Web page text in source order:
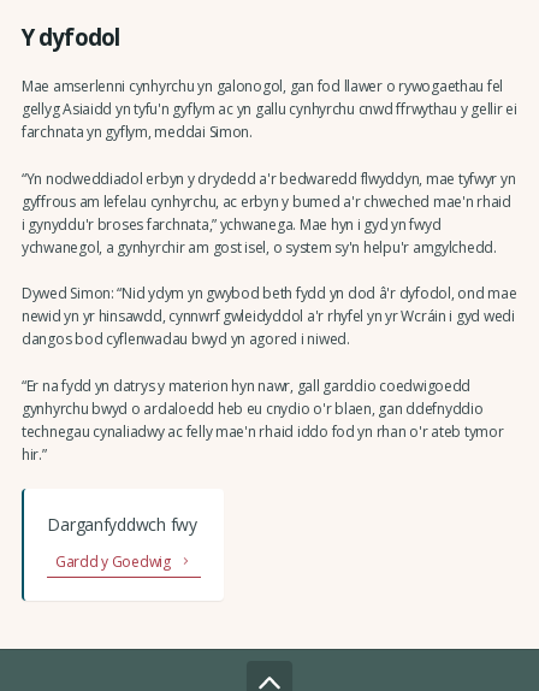
Y dyfodol
Mae amserlenni cynhyrchu yn galonogol, gan fod llawer o rywogaethau fel
gellyg Asiaidd yn tyfu'n gyflym ac yn gallu cynhyrchu cnwd ffrwythau y gellir ei
farchnata yn gyflym, meddai Simon.
“Yn nodweddiadol erbyn y drydedd a'r bedwaredd flwyddyn, mae tyfwyr yn
gyffrous am lefelau cynhyrchu, ac erbyn y bumed a'r chweched mae'n rhaid
i gynyddu'r broses farchnata,” ychwanega. Mae hyn i gyd yn fwyd
ychwanegol, a gynhyrchir am gost isel, o system sy'n helpu'r amgylchedd.
Dywed Simon: “Nid ydym yn gwybod beth fydd yn dod â'r dyfodol, ond mae
newid yn yr hinsawdd, cynnwrf gwleidyddol a'r rhyfel yn yr Wcráin i gyd wedi
dangos bod cyflenwadau bwyd yn agored i niwed.
“Er na fydd yn datrys y materion hyn nawr, gall garddio coedwigoedd
gynhyrchu bwyd o ardaloedd heb eu cnydio o'r blaen, gan ddefnyddio
technegau cynaliadwy ac felly mae'n rhaid iddo fod yn rhan o'r ateb tymor
hir.”
Darganfyddwch fwy
Gardd y Goedwig